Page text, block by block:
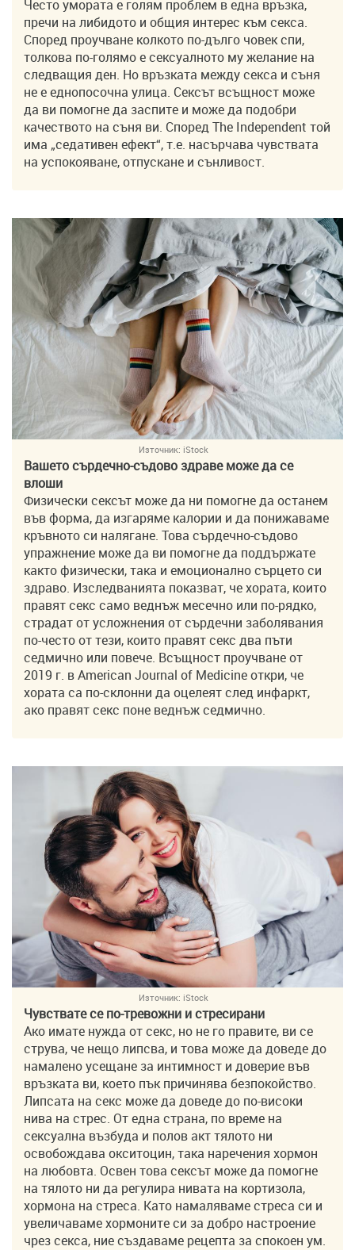
Често умората е голям проблем в една връзка,
пречи на либидото и общия интерес към секса.
Според проучване колкото по-дълго човек спи,
толкова по-голямо е сексуалното му желание на
следващия ден. Но връзката между секса и съня
не е еднопосочна улица. Сексът всъщност може
да ви помогне да заспите и може да подобри
качеството на съня ви. Според The Independent той
има „седативен ефект“, т.е. насърчава чувствата
на успокояване, отпускане и сънливост.
Източник: iStock
Вашето сърдечно-съдово здраве може да се
влоши
Физически сексът може да ни помогне да останем
във форма, да изгаряме калории и да понижаваме
кръвното си налягане. Това сърдечно-съдово
упражнение може да ви помогне да поддържате
както физически, така и емоционално сърцето си
здраво. Изследванията показват, че хората, които
правят секс само веднъж месечно или по-рядко,
страдат от усложнения от сърдечни заболявания
по-често от тези, които правят секс два пъти
седмично или повече. Всъщност проучване от
2019 г. в American Journal of Medicine откри, че
хората са по-склонни да оцелеят след инфаркт,
ако правят секс поне веднъж седмично.
Източник: iStock
Чувствате се по-тревожни и стресирани
Ако имате нужда от секс, но не го правите, ви се
струва, че нещо липсва, и това може да доведе до
намалено усещане за интимност и доверие във
връзката ви, което пък причинява безпокойство.
Липсата на секс може да доведе до по-високи
нива на стрес. От една страна, по време на
сексуална възбуда и полов акт тялото ни
освобождава окситоцин, така наречения хормон
на любовта. Освен това сексът може да помогне
на тялото ни да регулира нивата на кортизола,
хормона на стреса. Като намаляваме стреса си и
увеличаваме хормоните си за добро настроение
чрез секса, ние създаваме рецепта за спокоен ум.